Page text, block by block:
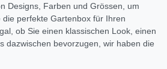
Designs, Farben und Grössen, um
perfekte Gartenbox für Ihren
ob Sie einen klassischen Look, einen
dazwischen bevorzugen, wir haben die